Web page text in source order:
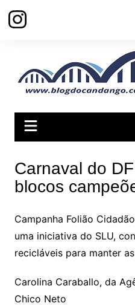
para
Carnaval do
blocos
Campanha Folião
uma iniciativa do SLU,
recicláveis para manter
Carolina Caraballo, da
Chico Neto